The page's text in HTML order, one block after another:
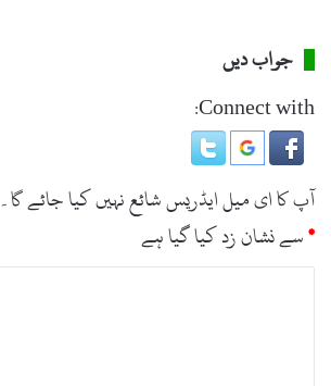
جواب دیں
Connect with:
آپ کا ای میل ایڈریس شائع نہیں کیا جائے گا۔
*سے نشان زد کیا گیا ہے